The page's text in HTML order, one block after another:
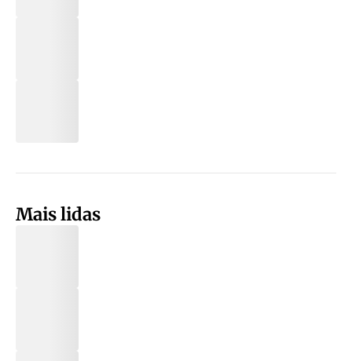
Mais lidas